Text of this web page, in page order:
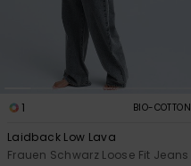
1 BIO-COTTON
Laidback Low Lava
Frauen Schwarz Loose Fit Jeans